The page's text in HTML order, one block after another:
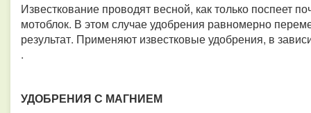
Известкование проводят весной, как только поспеет
мотоблок. В этом случае удобрения равномерно
результат. Применяют известковые удобрения, в
.
УДОБРЕНИЯ С МАГНИЕМ